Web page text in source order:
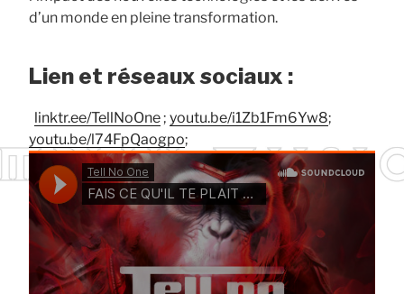
d’un monde en pleine transformation.​
Lien et réseaux sociaux :
linktr.ee/TellNoOne; youtu.be/i1Zb1Fm6Yw8;
youtu.be/l74FpQaogpo;